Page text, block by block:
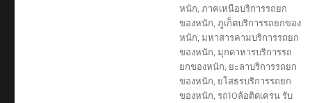
หนัก, ภาคเหนือบริการรถยก
ของหนัก, ภูเก็ตบริการรถยกของ
หนัก, มหาสารคามบริการรถยก
ของหนัก, มุกดาหารบริการรถ
ยกของหนัก, ยะลาบริการรถยก
ของหนัก, ยโสธรบริการรถยก
ของหนัก, รถ10ล้อติดเครน รับ